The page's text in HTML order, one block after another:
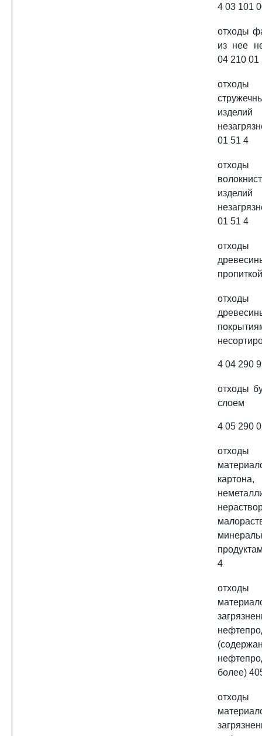
4 03 101
отходы
из нее
04 210 01
01 51 4
01 51 4
4 04 290
отходы
слоем
4 05 290
отходы
4
отходы
более)
отходы